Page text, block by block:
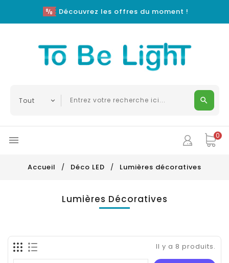
Découvrez les offres du moment !
 0
Accueil Déco LED Lumières décoratives
Lumières Décoratives
Il y a 8 produits.